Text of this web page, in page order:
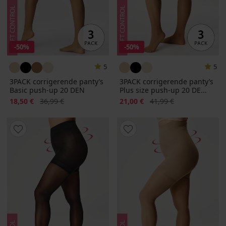
-50%
5
3PACK corrigerende panty’s
Basic push-up 20 DEN
Korting
18,50 € Oorspronkelijke prijs
36,99 €
-50%
5
3PACK corrigerende panty’s
Plus size push-up 20 DE...
Korting
21,00 € Oorspronkelijke prijs
41,99 €